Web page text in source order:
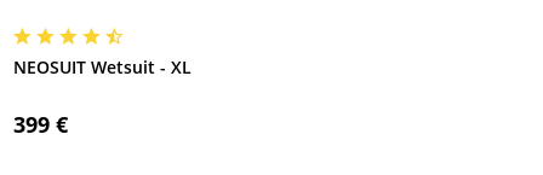
NEOSUIT Wetsuit - XL
399 €